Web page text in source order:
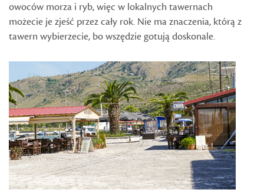
owoców morza i ryb, więc w lokalnych tawernach
możecie je zjeść przez cały rok. Nie ma znaczenia, którą z
tawern wybierzecie, bo wszędzie gotują doskonale.